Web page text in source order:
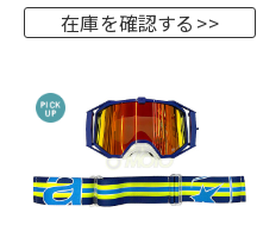
在庫を確認する